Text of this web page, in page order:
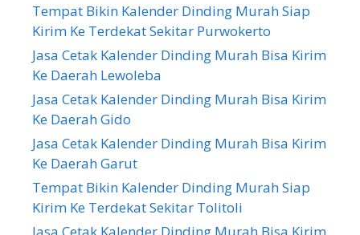
Tempat Bikin Kalender Dinding Murah Siap
Kirim Ke Terdekat Sekitar Purwokerto
Jasa Cetak Kalender Dinding Murah Bisa Kirim
Ke Daerah Lewoleba
Jasa Cetak Kalender Dinding Murah Bisa Kirim
Ke Daerah Gido
Jasa Cetak Kalender Dinding Murah Bisa Kirim
Ke Daerah Garut
Tempat Bikin Kalender Dinding Murah Siap
Kirim Ke Terdekat Sekitar Tolitoli
Jasa Cetak Kalender Dinding Murah Bisa Kirim